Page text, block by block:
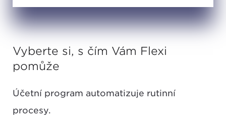
Vyberte si, s čím Vám Flexi
pomůže
Účetní program automatizuje rutinní
procesy.